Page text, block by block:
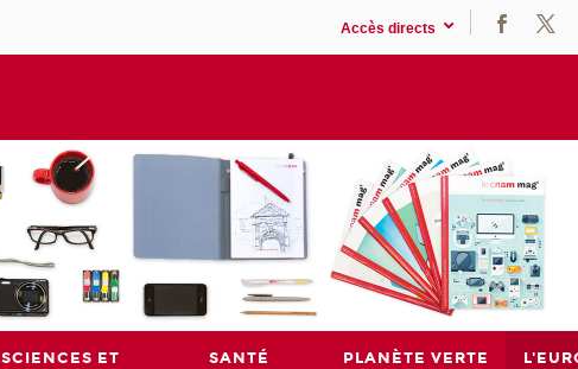
Accès directs
SCIENCES ET
SANTÉ PLANÈTE VERTE